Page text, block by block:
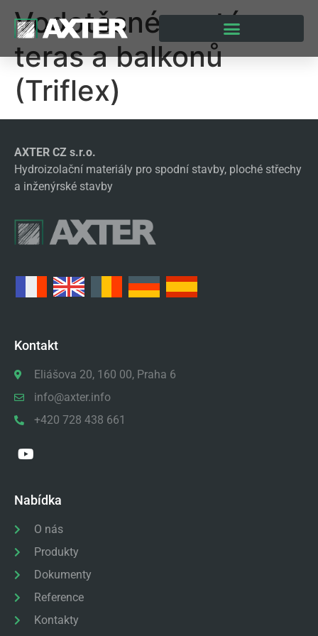
Vodotěsné systémy
teras a balkonů
(Triflex)
AXTER CZ s.r.o.
Hydroizolační materiály pro spodní stavby, ploché střechy
a inženýrské stavby
Kontakt
Eliášova 20, 160 00, Praha 6
info@axter.info
+420 728 438 661
Nabídka
O nás
Produkty
Dokumenty
Reference
Kontakty